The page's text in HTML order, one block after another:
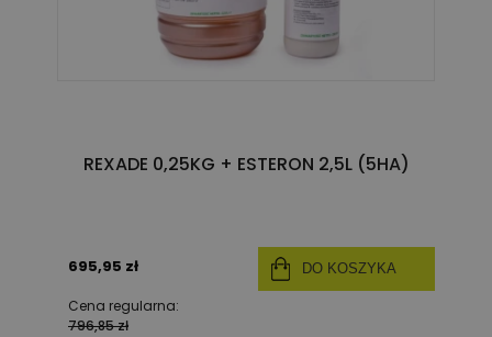
REXADE 0,25KG + ESTERON 2,5L (5HA)
695,95 zł
Cena regularna:
796,85 zł
DO KOSZYKA